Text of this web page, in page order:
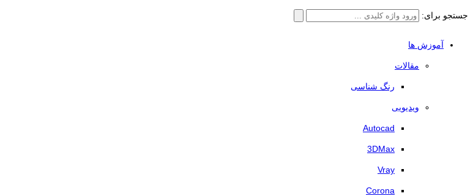
جستجو برای:
آموزش ها
مقالات
رنگ شناسی
ویدیویی
Autocad
3DMax
Vray
Corona